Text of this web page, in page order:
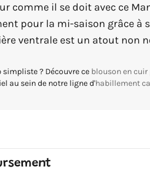
comme il se doit avec ce
pour la mi-saison grâce à
ventrale est un atout non
? Découvre ce blouson en cuir
au sein de notre ligne d'habillement